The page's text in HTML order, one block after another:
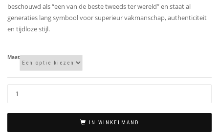
beschouwd als “een van de beste tweeds ter wereld” en staat al
generaties lang symbool voor superieur vakmanschap, authenticiteit
en tijdloze stijl.
Maat
IN WINKELMAND